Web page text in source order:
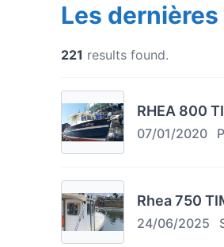
Les
221 results found.
RHEA 800
07/01/2020
Rhea 750
24/06/2025